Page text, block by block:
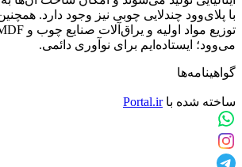
با پلای‌وود چندلایی چوبی نیز وجود دارد.
توزیع مواد اولیه و یراق‌آلات صنایع چوب و MDF نیز فعالیت داریم.
می‌وود؛ ایستاده‌ایم برای نوآوری دائمی.
گواهینامه‌ها
ساخته شده باPortal.ir